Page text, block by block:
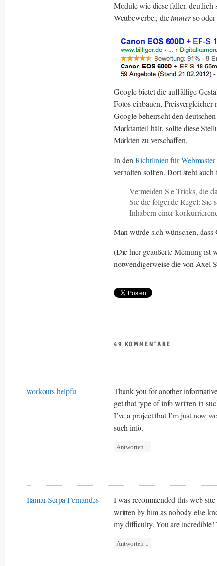
Module wie diese fallen deutlich
Wettbewerber, dieimmerso oder
Google bietet die auffällige
Fotos einbauen,
Google beherrscht den
Marktanteil hält, sollte diese
Märkten zu verschaffen.
In den Richtlinien für Webmaster
verhalten sollten. Dort steht
Vermeiden Sie Tricks, die
Sie die folgende Regel: Sie
Inhabern einer
Man würde sich wünschen, dass
(Die hier geäußerte Meinung ist
notwendigerweise die von Axel
49 KOMMENTARE
workouts helpful
Thank you for another
get that type of info written in
I’ve a project that I’m just now
such info.
Antworten ↓
Itamar Serpa Fernandes
I was recommended this web
written by him as nobody else
my difficulty. You are incredible!
Antworten ↓